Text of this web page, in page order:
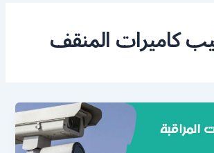
كاميرات المنقف